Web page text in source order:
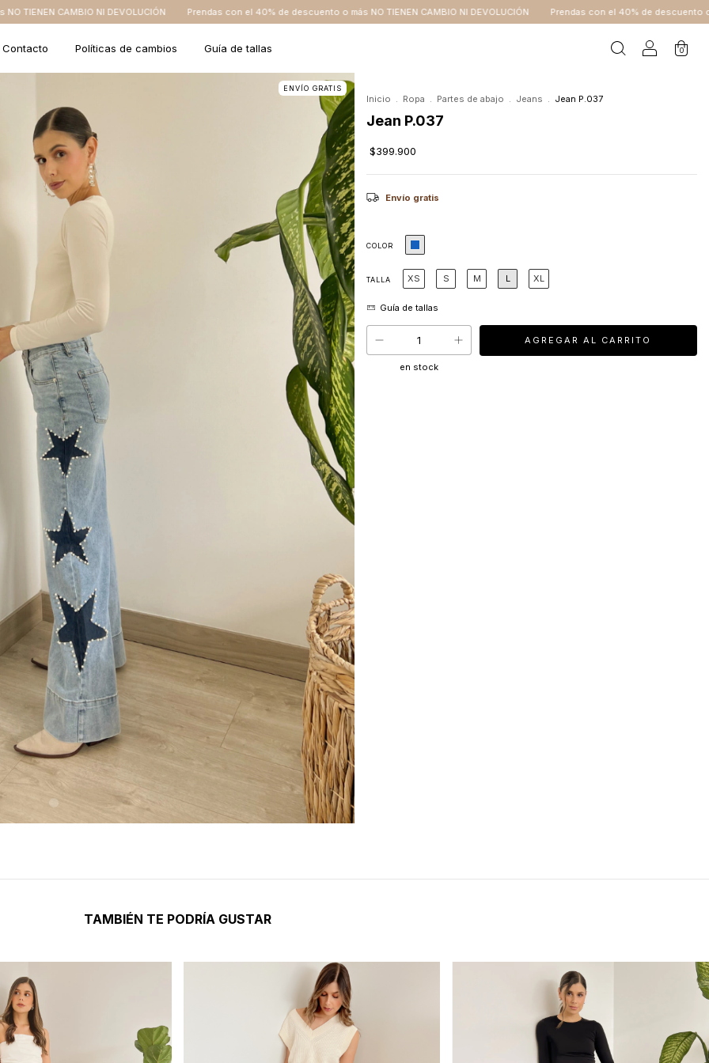
Prendas con el 40% de descuento o más NO TIENEN CAMBIO NI DEVOLUCIÓN Prendas con el 40% de descuento o más NO TIENEN CAMBIO
Contacto Políticas de cambios Guía de tallas 0
ENVÍO GRATIS
Inicio . Ropa . Partes de abajo . Jeans . Jean P.037
Jean P.037
$399.900
Envío gratis
COLOR
TALLA XS S M L XL
en stock
TAMBIÉN TE PODRÍA GUSTAR